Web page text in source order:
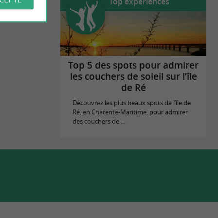
Top 5 des spots pour admirer
les couchers de soleil sur l’île
de Ré
Découvrez les plus beaux spots de l’île de
Ré, en Charente-Maritime, pour admirer
des couchers de ...